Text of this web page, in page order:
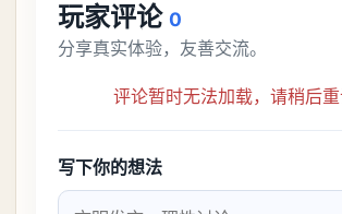
玩家评论 0
分享真实体验，友善交流。
评论暂时无法加载，请稍后重
写下你的想法